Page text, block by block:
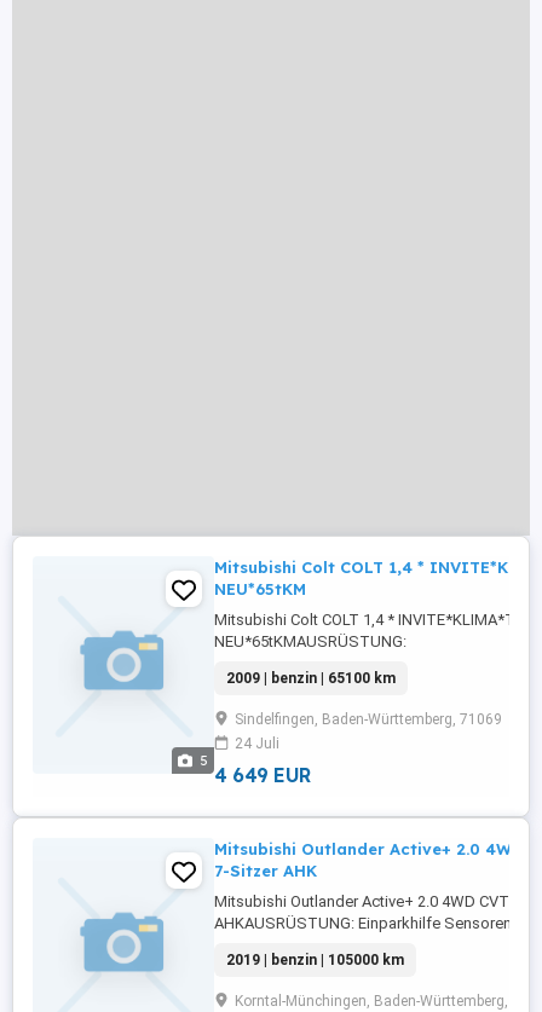
5
Mitsubishi Colt COLT 1,4 *
NEU*65tKM
Mitsubishi Colt COLT 1,4 *
NEU*65tKMAUSRÜSTUNG:
geeignet,Elektrische
...
2009 | benzin | 65100 km
Sindelfingen, Baden-Württemberg, 71069
24 Juli
4 649 EUR
Mitsubishi Outlander Active+ 2.0 4WD
7-Sitzer AHK
Mitsubishi Outlander Active+ 2.0 4WD CVT 7-
AHKAUSRÜSTUNG: Einparkhilfe Sensoren
Lenkrad,Berganfahrassistent,Radio,DAB-
2019 | benzin | 105000 km
Korntal-Münchingen, Baden-Württemberg,